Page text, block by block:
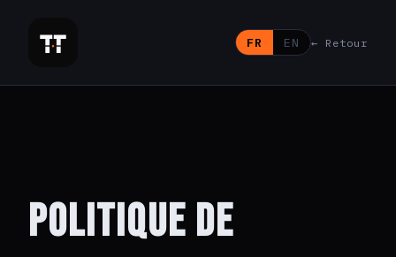
FR EN ← Retour
Politique de